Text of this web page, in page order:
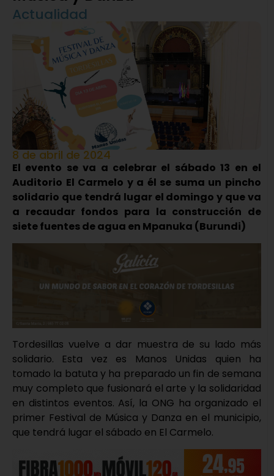
Actualidad
8 de abril de 2024
El evento se va a celebrar el sábado 13 en el
Auditorio El Carmelo y a él se suma un pincho
solidario que tendrá lugar el domingo y que va
a recaudar fondos para la construcción de
siete fuentes de agua en Mpanuka (Burundi)
Tordesillas vuelve a dar muestra de su lado más
solidario. Esta vez es Manos Unidas quien ha
tomado la batuta y ha preparado un fin de semana
muy completo que fusionará el arte y la solidaridad
en distintos eventos. Así, la ONG ha organizado el
primer Festival de Música y Danza en el municipio,
que tendrá lugar el sábado en El Carmelo.